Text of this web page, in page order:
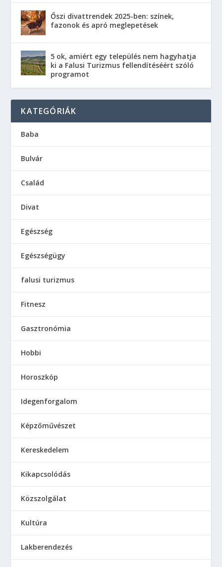
Őszi divattrendek 2025-ben: színek,
fazonok és apró meglepetések
5 ok, amiért egy település nem hagyhatja
ki a Falusi Turizmus fellendítéséért szóló
programot
KATEGÓRIÁK
Baba
Bulvár
Család
Divat
Egészség
Egészségügy
falusi turizmus
Fitnesz
Gasztronómia
Hobbi
Horoszkóp
Idegenforgalom
Képzőművészet
Kereskedelem
Kikapcsolódás
Közszolgálat
Kultúra
Lakberendezés